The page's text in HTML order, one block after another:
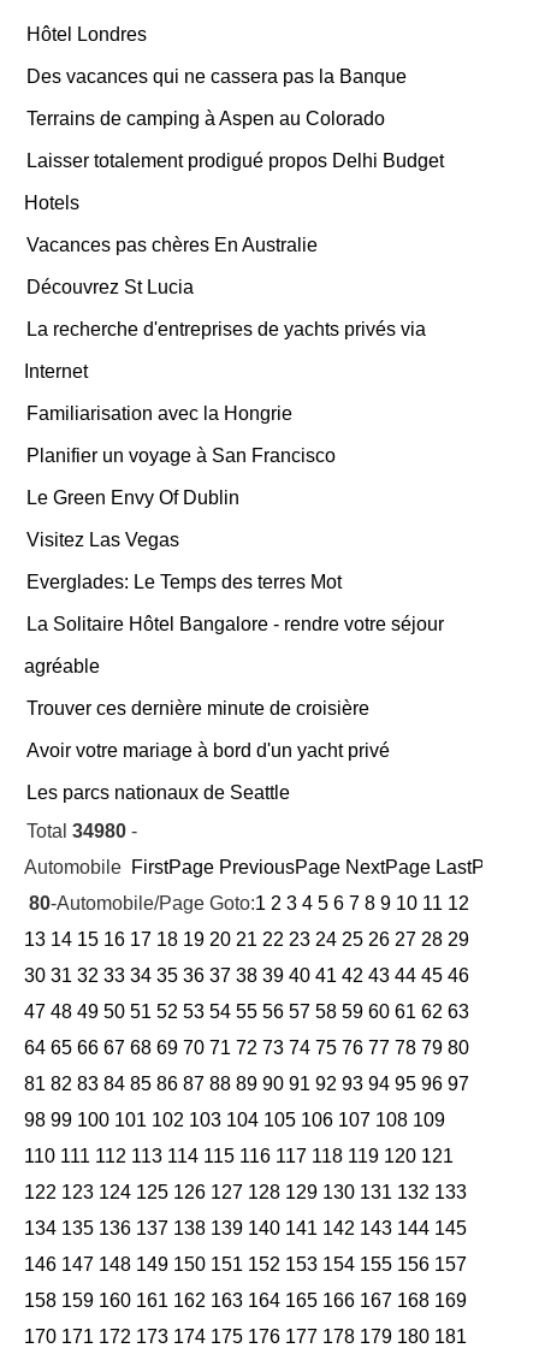
Hôtel Londres
Des vacances qui ne cassera pas la Banque
Terrains de camping à Aspen au Colorado
Laisser totalement prodigué propos Delhi Budget
Hotels
Vacances pas chères En Australie
Découvrez St Lucia
La recherche d'entreprises de yachts privés via
Internet
Familiarisation avec la Hongrie
Planifier un voyage à San Francisco
Le Green Envy Of Dublin
Visitez Las Vegas
Everglades: Le Temps des terres Mot
La Solitaire Hôtel Bangalore - rendre votre séjour
agréable
Trouver ces dernière minute de croisière
Avoir votre mariage à bord d'un yacht privé
Les parcs nationaux de Seattle
Total 34980 -
Automobile FirstPage PreviousPage NextPage LastPage
80-Automobile/Page Goto:1 2 3 4 5 6 7 8 9 10 11 12
13 14 15 16 17 18 19 20 21 22 23 24 25 26 27 28 29
30 31 32 33 34 35 36 37 38 39 40 41 42 43 44 45 46
47 48 49 50 51 52 53 54 55 56 57 58 59 60 61 62 63
64 65 66 67 68 69 70 71 72 73 74 75 76 77 78 79 80
81 82 83 84 85 86 87 88 89 90 91 92 93 94 95 96 97
98 99 100 101 102 103 104 105 106 107 108 109
110 111 112 113 114 115 116 117 118 119 120 121
122 123 124 125 126 127 128 129 130 131 132 133
134 135 136 137 138 139 140 141 142 143 144 145
146 147 148 149 150 151 152 153 154 155 156 157
158 159 160 161 162 163 164 165 166 167 168 169
170 171 172 173 174 175 176 177 178 179 180 181